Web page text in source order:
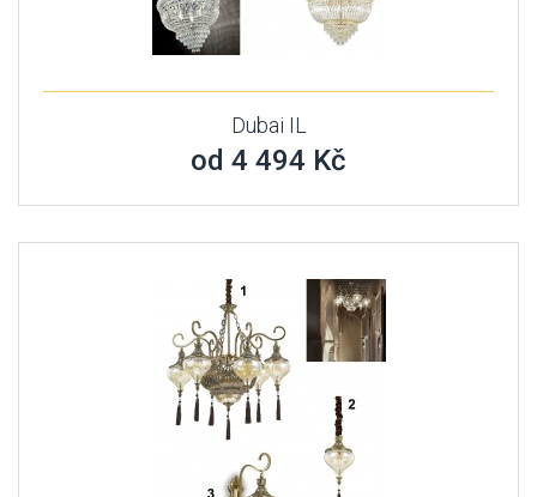
Dubai IL
od 4 494 Kč